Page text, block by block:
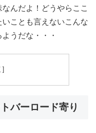
んだよ！どうやらここ
ことも言えないこんな
うだな・・・
バーロード寄り